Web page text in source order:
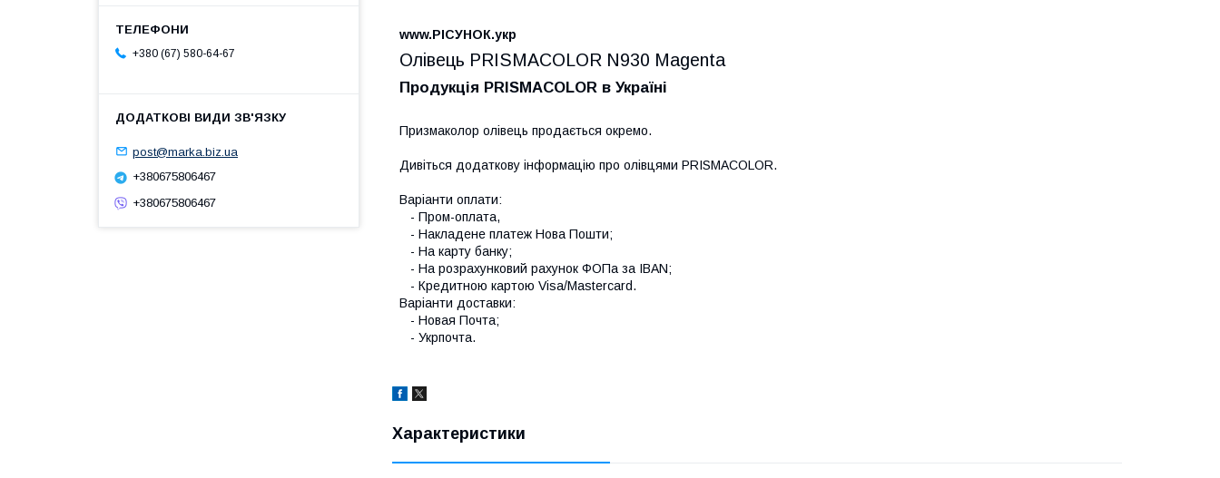
www.РІСУНОК.укр
Олівець PRISMACOLOR N930 Magenta
Продукція PRISMACOLOR в Україні
Призмаколор олівець продається окремо.
Дивіться додаткову інформацію про олівцями PRISMACOLOR.
Варіанти оплати:
- Пром-оплата,
- Накладене платеж Нова Пошти;
- На карту банку;
- На розрахунковий рахунок ФОПа за IBAN;
- Кредитною картою Visa/Mastercard.
Варіанти доставки:
- Новая Почта;
- Укрпочта.
Характеристики
+380 (67) 580-64-67
post@marka.biz.ua
+380675806467
+380675806467